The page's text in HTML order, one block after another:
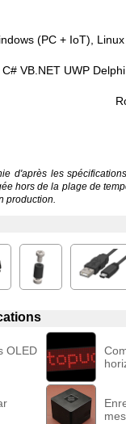
(PC + IoT),
VB.NET UWP
d'après les
hors de la plage de
production.
OLED